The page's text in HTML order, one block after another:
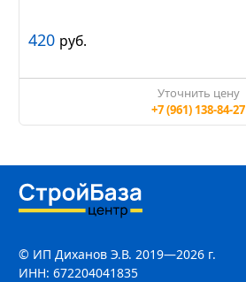
420 руб.
Уточнить цену
+7 (961) 138-84-27
© ИП Диханов Э.В. 2019—2026 г.
ИНН: 672204041835